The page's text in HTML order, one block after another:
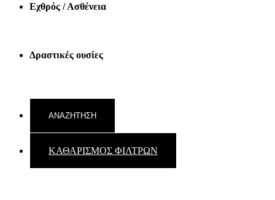
Εχθρός / Ασθένεια
Δραστικές ουσίες
ΚΑΘΑΡΙΣΜΟΣ ΦΙΛΤΡΩΝ